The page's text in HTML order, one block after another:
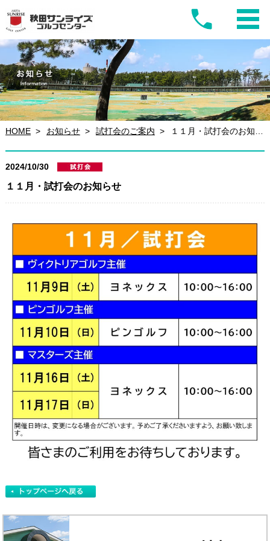
HOME お知らせ 試打会のご案内 １１月・試打会のお知らせ
2024/10/30
１１月・試打会のお知らせ